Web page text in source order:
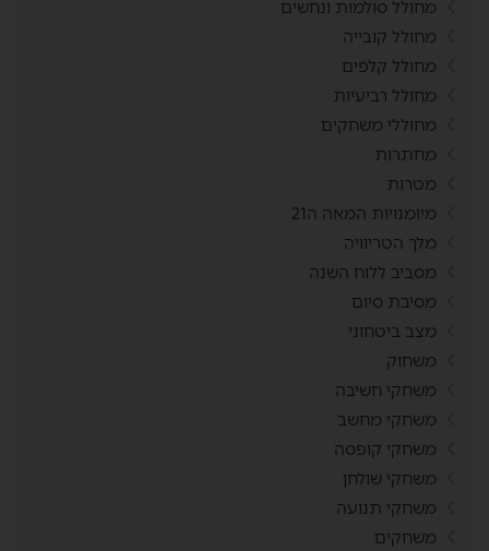
מחולל סולמות ונחשים
מחולל קובייה
מחולל קלפים
מחולל רביעיות
מחוללי משחקים
מחתרות
מטרות
מיומנויות המאה ה21
מלך הטריוויה
מסביב ללוח השנה
מסיבת סיום
מצב ביטחוני
משחוק
משחקי חשיבה
משחקי מחשב
משחקי קופסה
משחקי שולחן
משחקי תנועה
משחקים